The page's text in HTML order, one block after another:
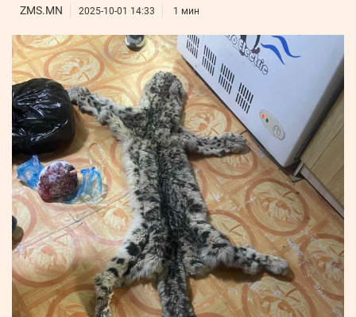
Бүртгүүлэх
Нэвтрэх
Бизнес
Leaderships
forum
ФОТО
УРЛАГ
ТӨВ
ZUUNII
MEDEE
WEEKLY
ZMS.MN 2025-10-01 14:33 1 мин